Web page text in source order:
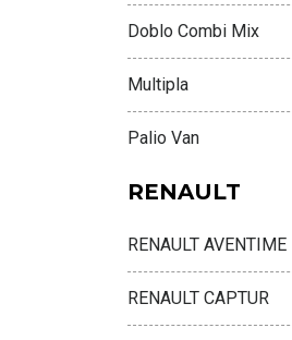
Doblo Combi Mix
Multipla
Palio Van
RENAULT
RENAULT AVENTIME
RENAULT CAPTUR